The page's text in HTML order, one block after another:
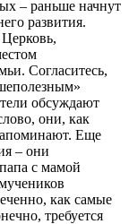
– раньше начнут
развития.
Согласитесь,
обсуждают
они, как
Еще
– они
с мамой
как самые
требуется